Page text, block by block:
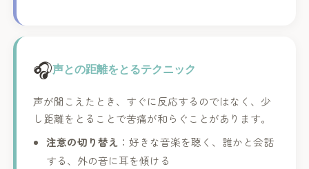
🎧声との距離をとるテクニック
声が聞こえたとき、すぐに反応するのではなく、少
し距離をとることで苦痛が和らぐことがあります。
注意の切り替え ：好きな音楽を聴く、誰かと会話
する、外の音に耳を傾ける